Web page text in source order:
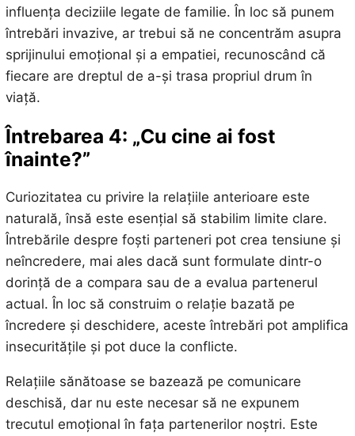
influența deciziile legate de familie. În loc să punem
întrebări invazive, ar trebui să ne concentrăm asupra
sprijinului emoțional și a empatiei, recunoscând că
fiecare are dreptul de a-și trasa propriul drum în
viață.
Întrebarea 4: „Cu cine ai fost
înainte?”
Curiozitatea cu privire la relațiile anterioare este
naturală, însă este esențial să stabilim limite clare.
Întrebările despre foști parteneri pot crea tensiune și
neîncredere, mai ales dacă sunt formulate dintr-o
dorință de a compara sau de a evalua partenerul
actual. În loc să construim o relație bazată pe
încredere și deschidere, aceste întrebări pot amplifica
insecuritățile și pot duce la conflicte.
Relațiile sănătoase se bazează pe comunicare
deschisă, dar nu este necesar să ne expunem
trecutul emoțional în fața partenerilor noștri. Este